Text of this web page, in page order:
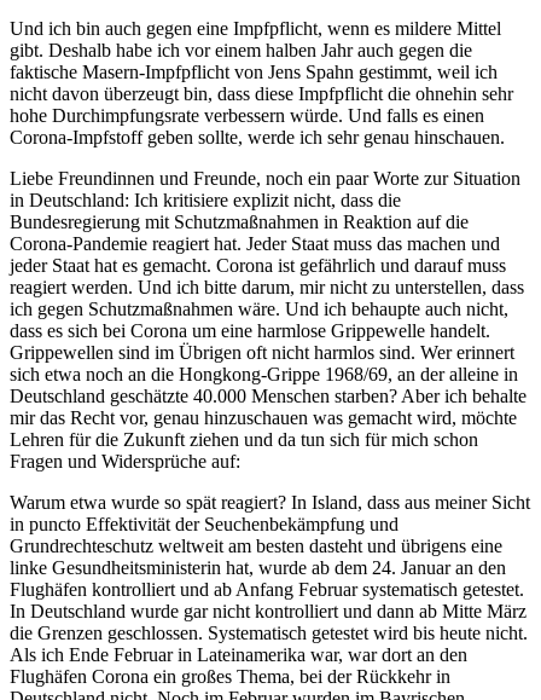
Und ich bin auch gegen eine Impfpflicht, wenn es mildere Mittel
gibt. Deshalb habe ich vor einem halben Jahr auch gegen die
faktische Masern-Impfpflicht von Jens Spahn gestimmt, weil ich
nicht davon überzeugt bin, dass diese Impfpflicht die ohnehin sehr
hohe Durchimpfungsrate verbessern würde. Und falls es einen
Corona-Impfstoff geben sollte, werde ich sehr genau hinschauen.
Liebe Freundinnen und Freunde, noch ein paar Worte zur Situation
in Deutschland: Ich kritisiere explizit nicht, dass die
Bundesregierung mit Schutzmaßnahmen in Reaktion auf die
Corona-Pandemie reagiert hat. Jeder Staat muss das machen und
jeder Staat hat es gemacht. Corona ist gefährlich und darauf muss
reagiert werden. Und ich bitte darum, mir nicht zu unterstellen, dass
ich gegen Schutzmaßnahmen wäre. Und ich behaupte auch nicht,
dass es sich bei Corona um eine harmlose Grippewelle handelt.
Grippewellen sind im Übrigen oft nicht harmlos sind. Wer erinnert
sich etwa noch an die Hongkong-Grippe 1968/69, an der alleine in
Deutschland geschätzte 40.000 Menschen starben? Aber ich behalte
mir das Recht vor, genau hinzuschauen was gemacht wird, möchte
Lehren für die Zukunft ziehen und da tun sich für mich schon
Fragen und Widersprüche auf:
Warum etwa wurde so spät reagiert? In Island, dass aus meiner Sicht
in puncto Effektivität der Seuchenbekämpfung und
Grundrechteschutz weltweit am besten dasteht und übrigens eine
linke Gesundheitsministerin hat, wurde ab dem 24. Januar an den
Flughäfen kontrolliert und ab Anfang Februar systematisch getestet.
In Deutschland wurde gar nicht kontrolliert und dann ab Mitte März
die Grenzen geschlossen. Systematisch getestet wird bis heute nicht.
Als ich Ende Februar in Lateinamerika war, war dort an den
Flughäfen Corona ein großes Thema, bei der Rückkehr in